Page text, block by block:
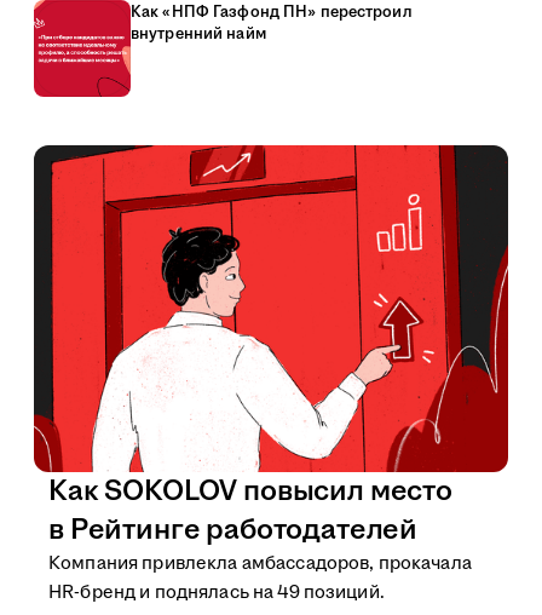
Как «НПФ Газфонд ПН» перестроил
внутренний найм
Как SOKOLOV повысил место
в Рейтинге работодателей
Компания привлекла амбассадоров, прокачала
HR-бренд и поднялась на 49 позиций.